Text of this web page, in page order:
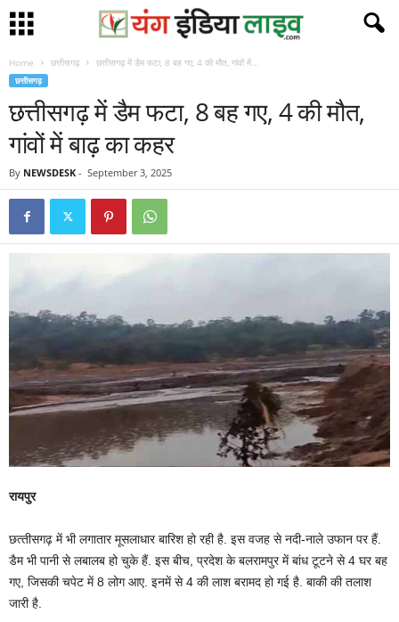
Home छत्तीसगढ़ छत्तीसगढ़ में डैम फटा, 8 बह गए, 4 की मौत, गांवों में...
छत्तीसगढ़
छत्तीसगढ़ में डैम फटा, 8 बह गए, 4 की मौत,
गांवों में बाढ़ का कहर
By NEWSDESK - September 3, 2025
रायपुर
छत्‍तीसगढ़ में भी लगातार मूसलाधार बारिश हो रही है. इस वजह से नदी-नाले उफान पर हैं.
डैम भी पानी से लबालब हो चुके हैं. इस बीच, प्रदेश के बलरामपुर में बांध टूटने से 4 घर बह
गए, जिसकी चपेट में 8 लोग आए. इनमें से 4 की लाश बरामद हो गई है. बाकी की तलाश
जारी है.